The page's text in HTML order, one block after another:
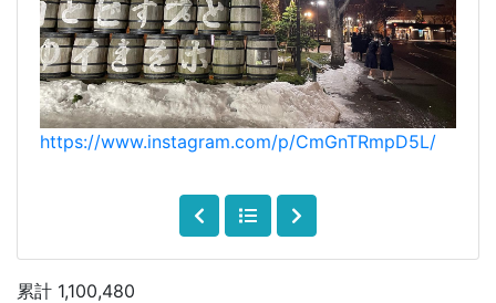
累計 1,100,480
https://www.instagram.com/p/CmGnTRmpD5L/